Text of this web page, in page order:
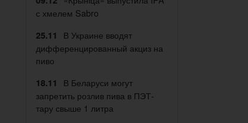
с хмелем Sabro
25.11
В Украине вводят
дифференцированный акциз на
пиво
18.11
В Беларуси могут
запретить розлив пива в ПЭТ-
тару свыше 1 литра